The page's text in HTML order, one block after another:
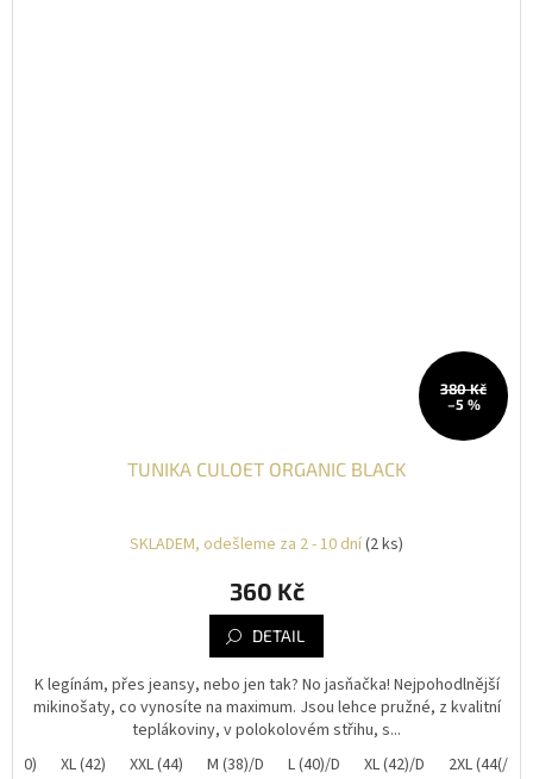
380 Kč
–5 %
TUNIKA CULOET ORGANIC BLACK
SKLADEM, odešleme za 2 - 10 dní(2 ks)
360 Kč
DETAIL
K legínám, přes jeansy, nebo jen tak? No jasňačka! Nejpohodlnější
mikinošaty, co vynosíte na maximum. Jsou lehce pružné, z kvalitní
teplákoviny, v polokolovém střihu, s...
L (40)
XL (42) XXL (44) M (38)/D L (40)/D XL (42)/D 2XL (44(/D